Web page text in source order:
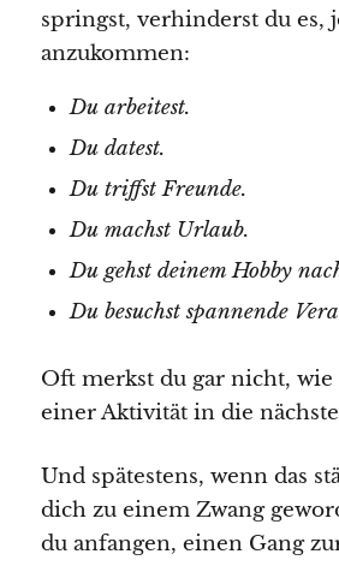
springst, verhinderst du es,
anzukommen:
Du arbeitest.
Du datest.
Du triffst Freunde.
Du machst Urlaub.
Du gehst deinem Hobby
Du besuchst spannende
Oft merkst du gar nicht,
einer Aktivität in die
Und spätestens, wenn das
dich zu einem Zwang
du anfangen, einen Gang